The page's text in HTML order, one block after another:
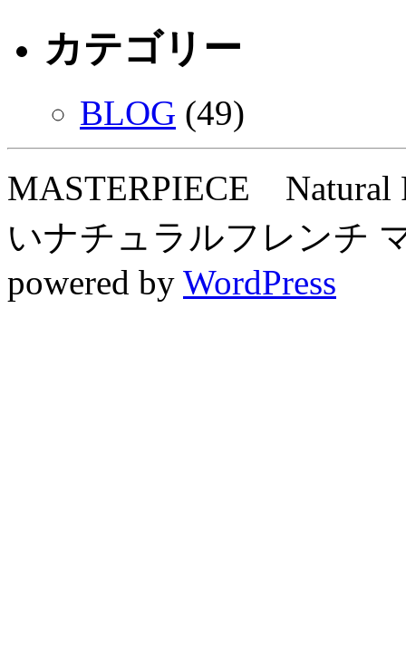
カテゴリー
BLOG (49)
MASTERPIECE Natural
いナチュラルフレンチ
powered by WordPress